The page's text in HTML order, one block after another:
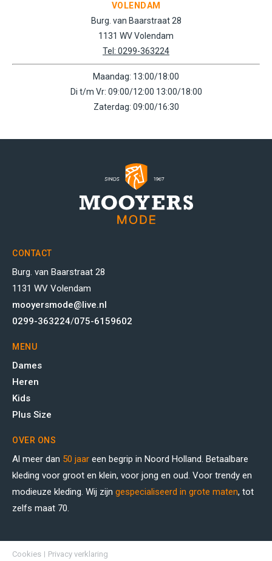
VOLENDAM
Burg. van Baarstraat 28
1131 WV Volendam
Tel: 0299-363224
Maandag: 13:00/18:00
Di t/m Vr: 09:00/12:00 13:00/18:00
Zaterdag: 09:00/16:30
CONTACT
Burg. van Baarstraat 28
1131 WV Volendam
mooyersmode@live.nl
0299-363224/075-6159602
MENU
Dames
Heren
Kids
Plus Size
OVER ONS
Al meer dan 50 jaar een begrip in Noord Holland. Betaalbare
kleding voor groot en klein, voor jong en oud. Voor trendy en
modieuze kleding. Wij zijn gespecialiseerd in grote maten, tot
zelfs maat 70.
Cookies Privacy verklaring